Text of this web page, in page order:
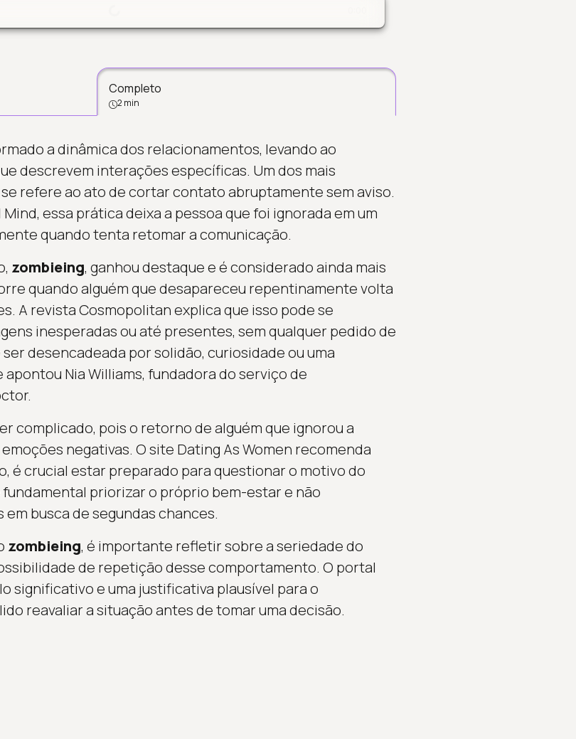
Completo
2 min
a dinâmica dos relacionamentos, levando ao
descrevem interações específicas. Um dos mais
se refere ao ato de cortar contato abruptamente sem aviso.
essa prática deixa a pessoa que foi ignorada em um
quando tenta retomar a comunicação.
zombieing, ganhou destaque e é considerado ainda mais
quando alguém que desapareceu repentinamente volta
A revista Cosmopolitan explica que isso pode se
inesperadas ou até presentes, sem qualquer pedido de
desencadeada por solidão, curiosidade ou uma
Nia Williams, fundadora do serviço de
complicado, pois o retorno de alguém que ignorou a
negativas. O site Dating As Women recomenda
é crucial estar preparado para questionar o motivo do
priorizar o próprio bem-estar e não
busca de segundas chances.
zombieing, é importante refletir sobre a seriedade do
de repetição desse comportamento. O portal
significativo e uma justificativa plausível para o
reavaliar a situação antes de tomar uma decisão.